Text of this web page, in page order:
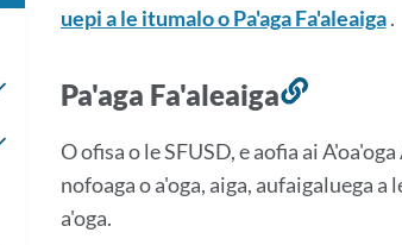
uepi a le itumalo o Pa'aga Fa'aleaiga.
Pa'aga Fa'aleaiga
So'otaga
lenei
vaega
O ofisa o le SFUSD, e aofia ai
nofoaga o a'oga, aiga, aufaigaluega
a'oga.
Fa'asolo
Fa'asolo